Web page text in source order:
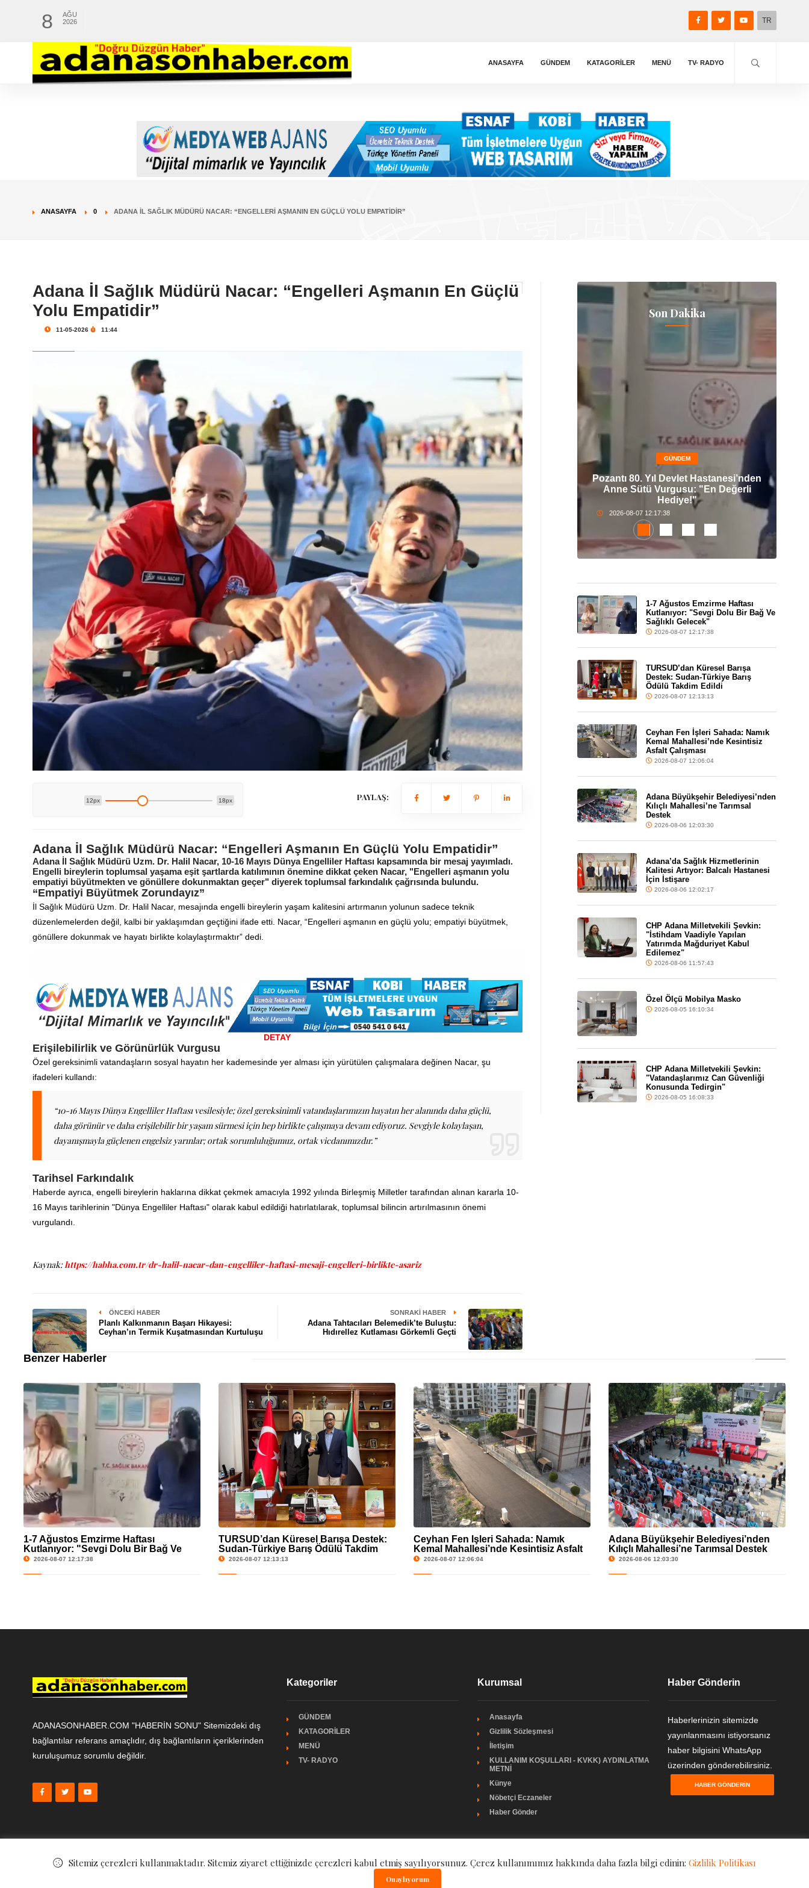
8
AĞU
2026
TR
ANASAYFA GÜNDEM KATAGORİLER MENÜ TV- RADYO
ANASAYFA 0 ADANA İL SAĞLIK MÜDÜRÜ NACAR: “ENGELLERI AŞMANIN EN GÜÇLÜ YOLU EMPATIDIR”
Adana İl Sağlık Müdürü Nacar: “Engelleri Aşmanın En Güçlü
Yolu Empatidir”
11-05-2026 11:44
12px 18px PAYLAŞ:
Adana İl Sağlık Müdürü Nacar: “Engelleri Aşmanın En Güçlü Yolu Empatidir”
Adana İl Sağlık Müdürü Uzm. Dr. Halil Nacar, 10-16 Mayıs Dünya Engelliler Haftası kapsamında bir mesaj yayımladı.
Engelli bireylerin toplumsal yaşama eşit şartlarda katılımının önemine dikkat çeken Nacar, "Engelleri aşmanın yolu
empatiyi büyütmekten ve gönüllere dokunmaktan geçer" diyerek toplumsal farkındalık çağrısında bulundu.
“Empatiyi Büyütmek Zorundayız”
İl Sağlık Müdürü Uzm. Dr. Halil Nacar, mesajında engelli bireylerin yaşam kalitesini artırmanın yolunun sadece teknik
düzenlemelerden değil, kalbi bir yaklaşımdan geçtiğini ifade etti. Nacar, “Engelleri aşmanın en güçlü yolu; empatiyi büyütmek,
gönüllere dokunmak ve hayatı birlikte kolaylaştırmaktır” dedi.
DETAY
Erişilebilirlik ve Görünürlük Vurgusu
Özel gereksinimli vatandaşların sosyal hayatın her kademesinde yer alması için yürütülen çalışmalara değinen Nacar, şu
ifadeleri kullandı:
“10-16 Mayıs Dünya Engelliler Haftası vesilesiyle; özel gereksinimli vatandaşlarımızın hayatın her alanında daha güçlü,
daha görünür ve daha erişilebilir bir yaşam sürmesi için hep birlikte çalışmaya devam ediyoruz. Sevgiyle kolaylaşan,
dayanışmayla güçlenen engelsiz yarınlar; ortak sorumluluğumuz, ortak vicdanımızdır.”
Tarihsel Farkındalık
Haberde ayrıca, engelli bireylerin haklarına dikkat çekmek amacıyla 1992 yılında Birleşmiş Milletler tarafından alınan kararla 10-
16 Mayıs tarihlerinin "Dünya Engelliler Haftası" olarak kabul edildiği hatırlatılarak, toplumsal bilincin artırılmasının önemi
vurgulandı.
Kaynak:https://habha.com.tr/dr-halil-nacar-dan-engelliler-haftasi-mesaji-engelleri-birlikte-asariz
ÖNCEKI HABER
Planlı Kalkınmanın Başarı Hikayesi:
Ceyhan’ın Termik Kuşatmasından Kurtuluşu
SONRAKI HABER
Adana Tahtacıları Belemedik’te Buluştu:
Hıdırellez Kutlaması Görkemli Geçti
Son Dakika
GÜNDEM
Adana Büyükşehir’den Üreticiye Dev
Destek: 168 Adet Süt Sağım Makinesi
Dağıtıldı!
2026-08-06 12:03:30
GÜNDEM
Pozantı 80. Yıl Devlet Hastanesi’nden
Anne Sütü Vurgusu: "En Değerli
Hediye!"
2026-08-07 12:17:38
1-7 Ağustos Emzirme Haftası
Kutlanıyor: "Sevgi Dolu Bir Bağ Ve
Sağlıklı Gelecek"
2026-08-07 12:17:38
TURSUD’dan Küresel Barışa
Destek: Sudan-Türkiye Barış
Ödülü Takdim Edildi
2026-08-07 12:13:13
Ceyhan Fen İşleri Sahada: Namık
Kemal Mahallesi’nde Kesintisiz
Asfalt Çalışması
2026-08-07 12:06:04
Adana Büyükşehir Belediyesi’nden
Kılıçlı Mahallesi’ne Tarımsal
Destek
2026-08-06 12:03:30
Adana’da Sağlık Hizmetlerinin
Kalitesi Artıyor: Balcalı Hastanesi
İçin İstişare
2026-08-06 12:02:17
CHP Adana Milletvekili Şevkin:
"İstihdam Vaadiyle Yapılan
Yatırımda Mağduriyet Kabul
Edilemez"
2026-08-06 11:57:43
Özel Ölçü Mobilya Masko
2026-08-05 16:10:34
CHP Adana Milletvekili Şevkin:
"Vatandaşlarımız Can Güvenliği
Konusunda Tedirgin"
2026-08-05 16:08:33
Benzer Haberler
1-7 Ağustos Emzirme Haftası
Kutlanıyor: "Sevgi Dolu Bir Bağ Ve
Sağlıklı Gelecek"
2026-08-07 12:17:38
TURSUD’dan Küresel Barışa Destek:
Sudan-Türkiye Barış Ödülü Takdim
Edildi
2026-08-07 12:13:13
Ceyhan Fen İşleri Sahada: Namık
Kemal Mahallesi’nde Kesintisiz Asfalt
Çalışması
2026-08-07 12:06:04
Adana Büyükşehir Belediyesi’nden
Kılıçlı Mahallesi’ne Tarımsal Destek
2026-08-06 12:03:30
ADANASONHABER.COM "HABERİN SONU" Sitemizdeki dış
bağlantılar referans amaçlıdır, dış bağlantıların içeriklerinden
kuruluşumuz sorumlu değildir.
Kategoriler
GÜNDEM
KATAGORİLER
MENÜ
TV- RADYO
Kurumsal
Anasayfa
Gizlilik Sözleşmesi
İletişim
KULLANIM KOŞULLARI - KVKK) AYDINLATMA
METNİ
Künye
Nöbetçi Eczaneler
Haber Gönder
Haber Gönderin
Haberlerinizin sitemizde
yayınlanmasını istiyorsanız
haber bilgisini WhatsApp
üzerinden gönderebilirsiniz.
HABER GÖNDERIN
Sitemiz çerezleri kullanmaktadır. Sitemiz ziyaret ettiğinizde çerezleri kabul etmiş sayılıyorsunuz. Çerez kullanımımız hakkında daha fazla bilgi edinin: Gizlilik Politikası
Onaylıyorum